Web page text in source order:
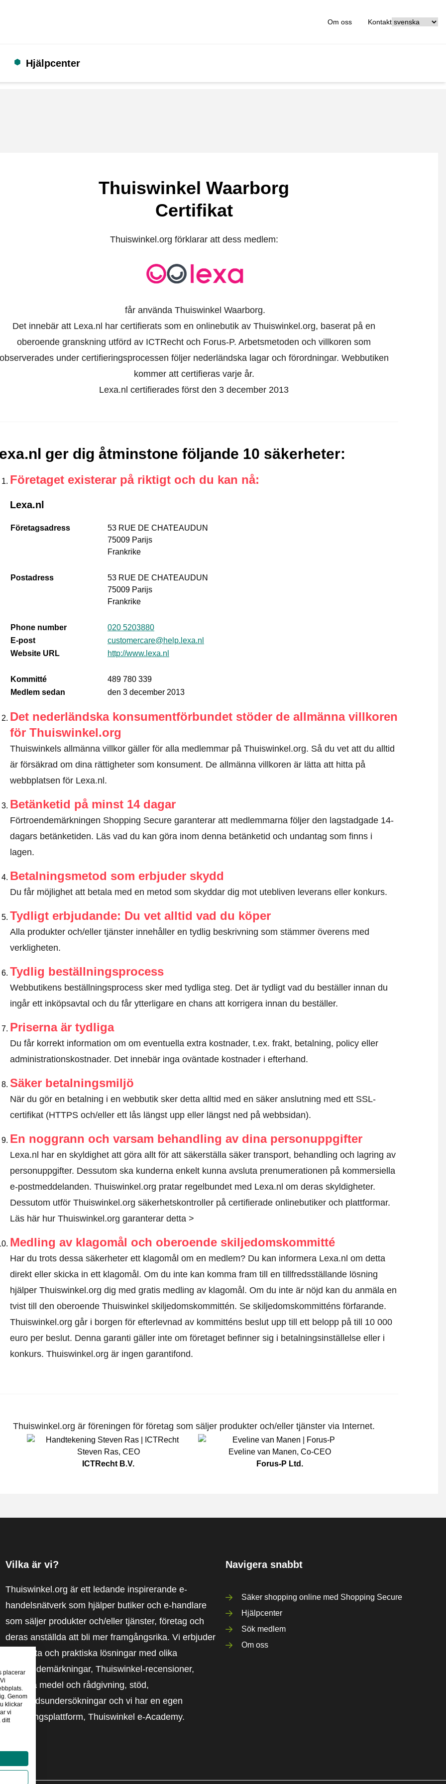
Om oss Kontakt
Hjälpcenter
Thuiswinkel Waarborg
Certifikat
Thuiswinkel.org förklarar att dess medlem:
får använda Thuiswinkel Waarborg.
Det innebär att Lexa.nl har certifierats som en onlinebutik av Thuiswinkel.org, baserat på en
oberoende granskning utförd av ICTRecht och Forus-P. Arbetsmetoden och villkoren som
under certifieringsprocessen följer nederländska lagar och förordningar. Webbutiken
kommer att certifieras varje år.
Lexa.nl certifierades först den 3 december 2013
ger dig åtminstone följande 10 säkerheter:
Företaget existerar på riktigt och du kan nå:
Lexa.nl
Företagsadress
53 RUE DE CHATEAUDUN
75009 Parijs
Frankrike
Postadress
53 RUE DE CHATEAUDUN
75009 Parijs
Frankrike
Phone number
020 5203880
E-post
customercare@help.lexa.nl
Website URL
http://www.lexa.nl
Kommitté
489 780 339
Medlem sedan
den 3 december 2013
Det nederländska konsumentförbundet stöder de allmänna villkoren
för Thuiswinkel.org
Thuiswinkels allmänna villkor gäller för alla medlemmar på Thuiswinkel.org. Så du vet att du alltid
är försäkrad om dina rättigheter som konsument. De allmänna villkoren är lätta att hitta på
webbplatsen för Lexa.nl.
Betänketid på minst 14 dagar
Förtroendemärkningen Shopping Secure garanterar att medlemmarna följer den lagstadgade 14-
dagars betänketiden. Läs vad du kan göra inom denna betänketid och undantag som finns i
lagen.
Betalningsmetod som erbjuder skydd
Du får möjlighet att betala med en metod som skyddar dig mot utebliven leverans eller konkurs.
Tydligt erbjudande: Du vet alltid vad du köper
Alla produkter och/eller tjänster innehåller en tydlig beskrivning som stämmer överens med
verkligheten.
Tydlig beställningsprocess
Webbutikens beställningsprocess sker med tydliga steg. Det är tydligt vad du beställer innan du
ingår ett inköpsavtal och du får ytterligare en chans att korrigera innan du beställer.
Priserna är tydliga
Du får korrekt information om om eventuella extra kostnader, t.ex. frakt, betalning, policy eller
administrationskostnader. Det innebär inga oväntade kostnader i efterhand.
Säker betalningsmiljö
När du gör en betalning i en webbutik sker detta alltid med en säker anslutning med ett SSL-
certifikat (HTTPS och/eller ett lås längst upp eller längst ned på webbsidan).
En noggrann och varsam behandling av dina personuppgifter
Lexa.nl har en skyldighet att göra allt för att säkerställa säker transport, behandling och lagring av
personuppgifter. Dessutom ska kunderna enkelt kunna avsluta prenumerationen på kommersiella
e-postmeddelanden. Thuiswinkel.org pratar regelbundet med Lexa.nl om deras skyldigheter.
Dessutom utför Thuiswinkel.org säkerhetskontroller på certifierade onlinebutiker och plattformar.
Läs här hur Thuiswinkel.org garanterar detta >
Medling av klagomål och oberoende skiljedomskommitté
Har du trots dessa säkerheter ett klagomål om en medlem? Du kan informera Lexa.nl om detta
direkt ellerskicka in ett klagomål . Om du inte kan komma fram till en tillfredsställande lösning
hjälper Thuiswinkel.org dig med gratis medling av klagomål. Om du inte är nöjd kan du anmäla en
tvist till den oberoende Thuiswinkel skiljedomskommittén. Se skiljedomskommitténs förfarande.
Thuiswinkel.org går i borgen för efterlevnad av kommitténs beslut upp till ett belopp på till 10 000
euro per beslut. Denna garanti gäller inte om företaget befinner sig i betalningsinställelse eller i
konkurs. Thuiswinkel.org är ingen garantifond.
Thuiswinkel.org är föreningen för företag som säljer produkter och/eller tjänster via Internet.
Steven Ras, CEO
ICTRecht B.V.
Eveline van Manen, Co-CEO
Forus-P Ltd.
Vilka är vi?
Thuiswinkel.org är ett ledande inspirerande e-
handelsnätverk som hjälper butiker och e-handlare
som säljer produkter och/eller tjänster, företag och
deras anställda att bli mer framgångsrika. Vi erbjuder
relevanta och praktiska lösningar med olika
förtroendemärkningar, Thuiswinkel-recensioner,
rättsliga medel och rådgivning, stöd,
marknadsundersökningar och vi har en egen
utbildningsplattform, Thuiswinkel e-Academy.
Navigera snabbt
Säker shopping online med Shopping Secure
Hjälpcenter
Sök medlem
Om oss
placerar
Genom
klickar
vi
ditt